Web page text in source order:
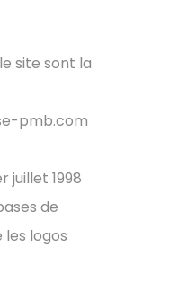
site sont la
pmb.com
juillet 1998
de
logos